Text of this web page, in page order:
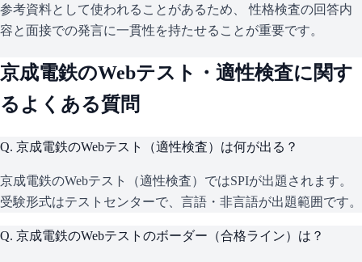
参考資料として使われることがあるため、 性格検査の回答内
容と面接での発言に一貫性を持たせることが重要です。
京成電鉄のWebテスト・適性検査に関す
るよくある質問
Q. 京成電鉄のWebテスト（適性検査）は何が出る？
京成電鉄のWebテスト（適性検査）ではSPIが出題されます。
受験形式はテストセンターで、言語・非言語が出題範囲です。
Q. 京成電鉄のWebテストのボーダー（合格ライン）は？